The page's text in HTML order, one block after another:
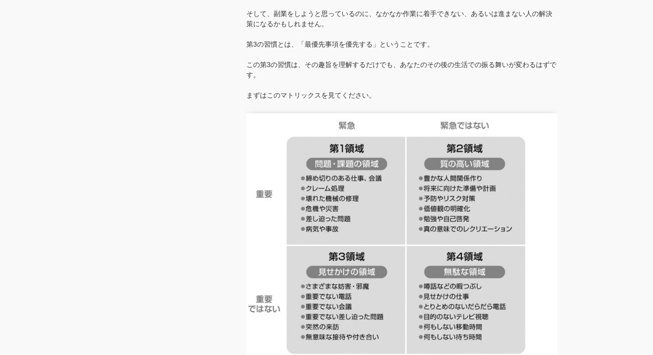
そして、副業をしようと思っているのに、なかなか作業に着手できない、あるいは進まない人の解決
策になるかもしれません。
第3の習慣とは、「最優先事項を優先する」ということです。
この第3の習慣は、その趣旨を理解するだけでも、あなたのその後の生活での振る舞いが変わるはずで
す。
まずはこのマトリックスを見てください。